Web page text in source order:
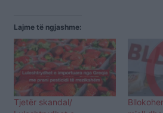
Lajme të ngjashme:
Tjetër skandal/